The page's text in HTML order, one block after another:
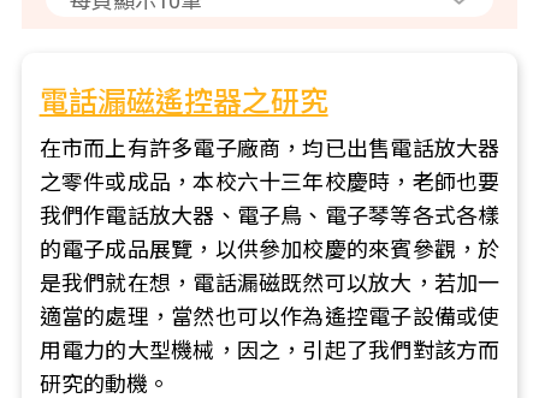
電話漏磁遙控器之研究
在市而上有許多電子廠商，均已出售電話放大器
之零件或成品，本校六十三年校慶時，老師也要
我們作電話放大器、電子鳥、電子琴等各式各樣
的電子成品展覽，以供參加校慶的來賓參觀，於
是我們就在想，電話漏磁既然可以放大，若加一
適當的處理，當然也可以作為遙控電子設備或使
用電力的大型機械，因之，引起了我們對該方而
研究的動機。